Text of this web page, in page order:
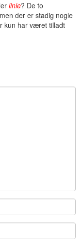
linie? De to
der er stadig nogle
kun har været tilladt